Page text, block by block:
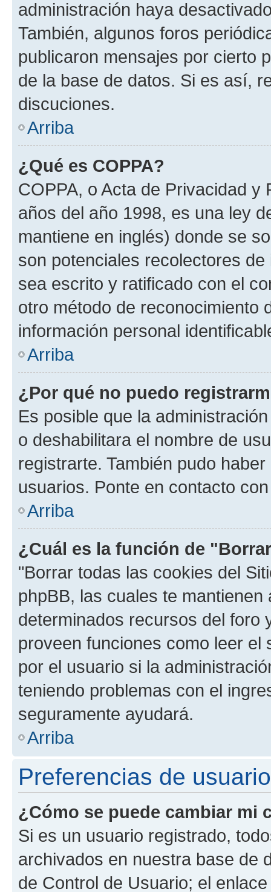
administración haya
También, algunos foros
publicaron mensajes por cierto
de la base de datos. Si es así,
discuciones.
Arriba
¿Qué es COPPA?
COPPA, o Acta de Privacidad
años del año 1998, es una ley
mantiene en inglés) donde se
son potenciales recolectores
sea escrito y ratificado con el
otro método de reconocimiento
información personal
Arriba
¿Por qué no puedo
Es posible que la
o deshabilitara el nombre de
registrarte. También pudo
usuarios. Ponte en contacto
Arriba
¿Cuál es la función de
"Borrar todas las cookies del
phpBB, las cuales te
determinados recursos del foro
proveen funciones como leer el
por el usuario si la
teniendo problemas con el
seguramente ayudará.
Arriba
Preferencias de
¿Cómo se puede cambiar mi
Si es un usuario registrado,
archivados en nuestra base de
de Control de Usuario; el